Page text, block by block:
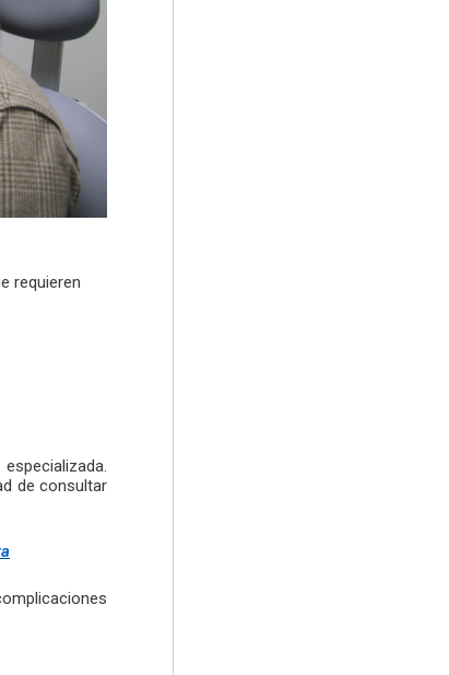
requieren
de consultar